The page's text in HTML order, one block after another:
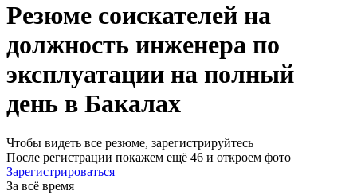
Резюме соискателей на
должность инженера по
эксплуатации на полный
день в Бакалах
Чтобы видеть все резюме, зарегистрируйтесь
После регистрации покажем ещё 46 и откроем фото
Зарегистрироваться
За всё время